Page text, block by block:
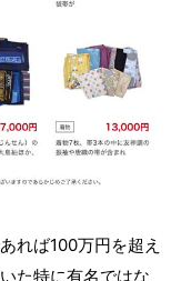
れば100万円を超え
た特に有名ではな